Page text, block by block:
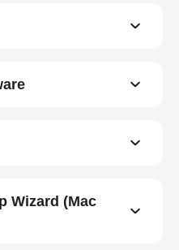
Wizard (Mac